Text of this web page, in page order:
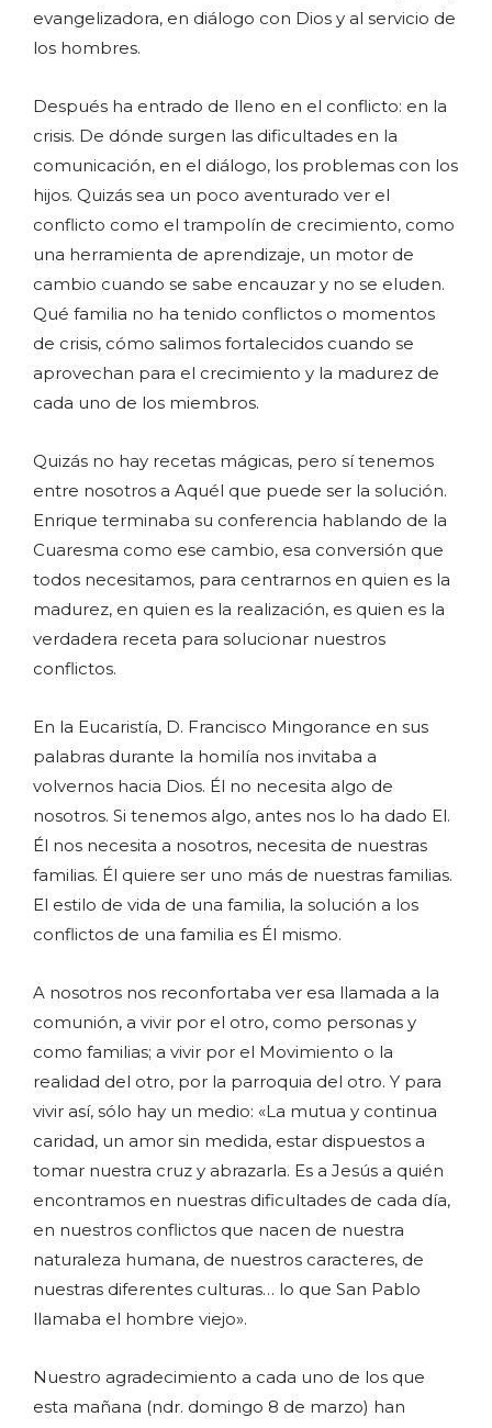
evangelizadora, en diálogo con Dios y al servicio de
los hombres.
Después ha entrado de lleno en el conflicto: en la
crisis. De dónde surgen las dificultades en la
comunicación, en el diálogo, los problemas con los
hijos. Quizás sea un poco aventurado ver el
conflicto como el trampolín de crecimiento, como
una herramienta de aprendizaje, un motor de
cambio cuando se sabe encauzar y no se eluden.
Qué familia no ha tenido conflictos o momentos
de crisis, cómo salimos fortalecidos cuando se
aprovechan para el crecimiento y la madurez de
cada uno de los miembros.
Quizás no hay recetas mágicas, pero sí tenemos
entre nosotros a Aquél que puede ser la solución.
Enrique terminaba su conferencia hablando de la
Cuaresma como ese cambio, esa conversión que
todos necesitamos, para centrarnos en quien es la
madurez, en quien es la realización, es quien es la
verdadera receta para solucionar nuestros
conflictos.
En la Eucaristía, D. Francisco Mingorance en sus
palabras durante la homilía nos invitaba a
volvernos hacia Dios. Él no necesita algo de
nosotros. Si tenemos algo, antes nos lo ha dado El.
Él nos necesita a nosotros, necesita de nuestras
familias. Él quiere ser uno más de nuestras familias.
El estilo de vida de una familia, la solución a los
conflictos de una familia es Él mismo.
A nosotros nos reconfortaba ver esa llamada a la
comunión, a vivir por el otro, como personas y
como familias; a vivir por el Movimiento o la
realidad del otro, por la parroquia del otro. Y para
vivir así, sólo hay un medio: «La mutua y continua
caridad, un amor sin medida, estar dispuestos a
tomar nuestra cruz y abrazarla. Es a Jesús a quién
encontramos en nuestras dificultades de cada día,
en nuestros conflictos que nacen de nuestra
naturaleza humana, de nuestros caracteres, de
nuestras diferentes culturas… lo que San Pablo
llamaba el hombre viejo».
Nuestro agradecimiento a cada uno de los que
esta mañana (ndr. domingo 8 de marzo) han